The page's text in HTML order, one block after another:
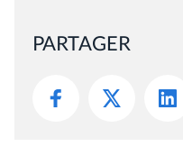
PARTAGER